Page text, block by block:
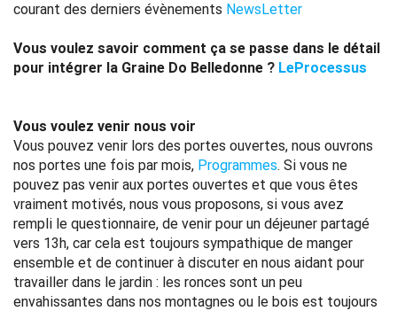
courant des derniers évènements NewsLetter
Vous voulez savoir comment ça se passe dans le détail
pour intégrer la Graine Do Belledonne ? LeProcessus
Vous voulez venir nous voir
Vous pouvez venir lors des portes ouvertes, nous ouvrons
nos portes une fois par mois, Programmes. Si vous ne
pouvez pas venir aux portes ouvertes et que vous êtes
vraiment motivés, nous vous proposons, si vous avez
rempli le questionnaire, de venir pour un déjeuner partagé
vers 13h, car cela est toujours sympathique de manger
ensemble et de continuer à discuter en nous aidant pour
travailler dans le jardin : les ronces sont un peu
envahissantes dans nos montagnes ou le bois est toujours